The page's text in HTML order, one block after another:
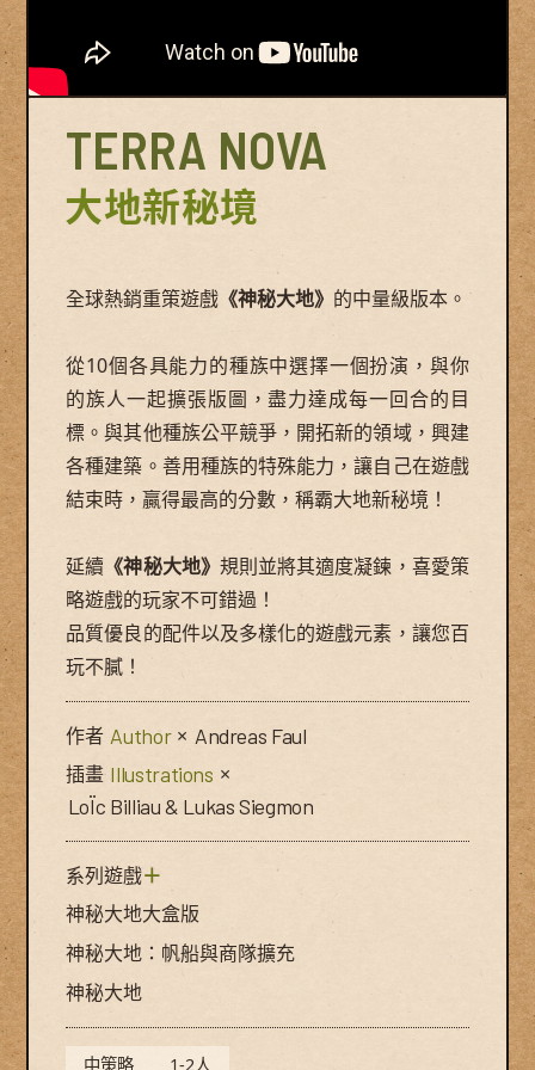
TERRA NOVA
大地新秘境
全球熱銷重策遊戲 《神秘大地》 的中量級版本。
從10個各具能力的種族中選擇一個扮演，與你
的族人一起擴張版圖，盡力達成每一回合的目
標。與其他種族公平競爭，開拓新的領域，興建
各種建築。善用種族的特殊能力，讓自己在遊戲
結束時，贏得最高的分數，稱霸大地新秘境！
延續 《神秘大地》 規則並將其適度凝鍊，喜愛策
略遊戲的玩家不可錯過！
品質優良的配件以及多樣化的遊戲元素，讓您百
玩不膩！
作者 Author × Andreas Faul
插畫Illustrations ×
LoÏc Billiau & Lukas Siegmon
系列遊戲＋
神秘大地大盒版
神秘大地：帆船與商隊擴充
神秘大地
中策略 1-2人